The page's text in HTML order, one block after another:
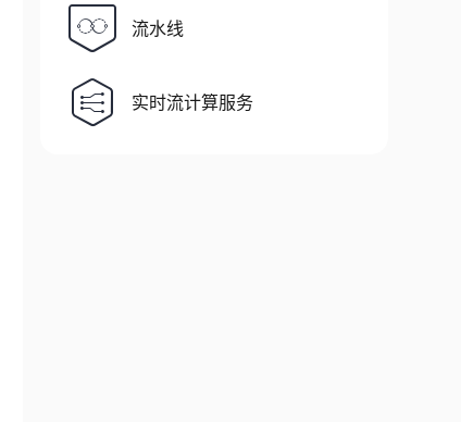
流水线
实时流计算服务